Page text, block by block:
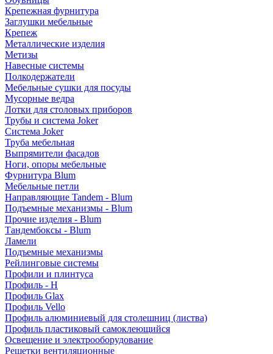
Крепежная фурнитура
Заглушки мебельные
Крепеж
Металлические изделия
Метизы
Навесные системы
Полкодержатели
Мебельные сушки для посуды
Мусорные ведра
Лотки для столовых приборов
Трубы и система Joker
Система Joker
Труба мебельная
Выпрямители фасадов
Ноги, опоры мебельные
Фурнитура Blum
Мебельные петли
Направляющие Tandem - Blum
Подъемные механизмы - Blum
Прочие изделия - Blum
Тандембоксы - Blum
Ламели
Подъемные механизмы
Рейлинговые системы
Профили и плинтуса
Профиль - H
Профиль Glax
Профиль Vello
Профиль алюминиевый для столешниц (листва)
Профиль пластиковый самоклеющийся
Освещение и электрооборудование
Решетки вентиляционные